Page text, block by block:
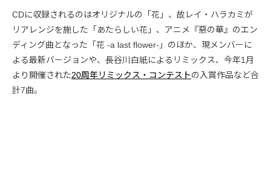
CDに収録されるのはオリジナルの「花」、故レイ・ハラカミが
リアレンジを施した「あたらしい花」、アニメ『惡の華』のエン
ディング曲となった「花 -a last flower-」のほか、現メンバーに
よる最新バージョンや、長谷川白紙によるリミックス、今年1月
より開催された20周年リミックス・コンテストの入賞作品など合
計7曲。